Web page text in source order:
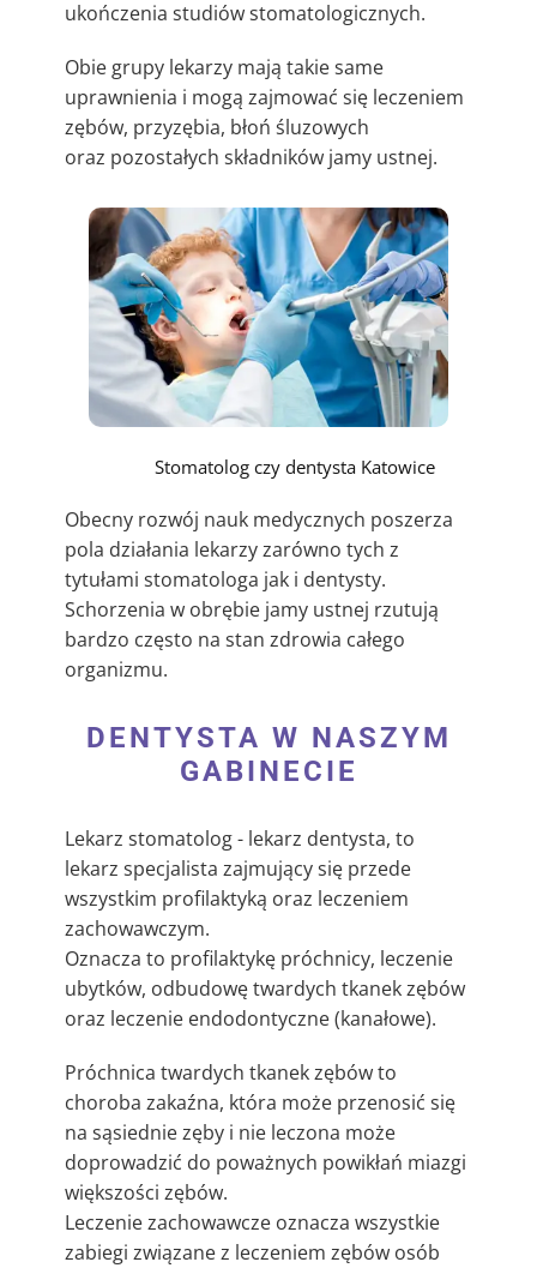
ukończenia studiów stomatologicznych.
Obie grupy lekarzy mają takie same
uprawnienia i mogą zajmować się leczeniem
zębów, przyzębia, błoń śluzowych
oraz pozostałych składników jamy ustnej.
Stomatolog czy dentysta Katowice
Obecny rozwój nauk medycznych poszerza
pola działania lekarzy zarówno tych z
tytułami stomatologa jak i dentysty.
Schorzenia w obrębie jamy ustnej rzutują
bardzo często na stan zdrowia całego
organizmu.
DENTYSTA W NASZYM
GABINECIE
Lekarz stomatolog - lekarz dentysta, to
lekarz specjalista zajmujący się przede
wszystkim profilaktyką oraz leczeniem
zachowawczym.
Oznacza to profilaktykę próchnicy, leczenie
ubytków, odbudowę twardych tkanek zębów
oraz leczenie endodontyczne (kanałowe).
Próchnica twardych tkanek zębów to
choroba zakaźna, która może przenosić się
na sąsiednie zęby i nie leczona może
doprowadzić do poważnych powikłań miazgi
większości zębów.
Leczenie zachowawcze oznacza wszystkie
zabiegi związane z leczeniem zębów osób